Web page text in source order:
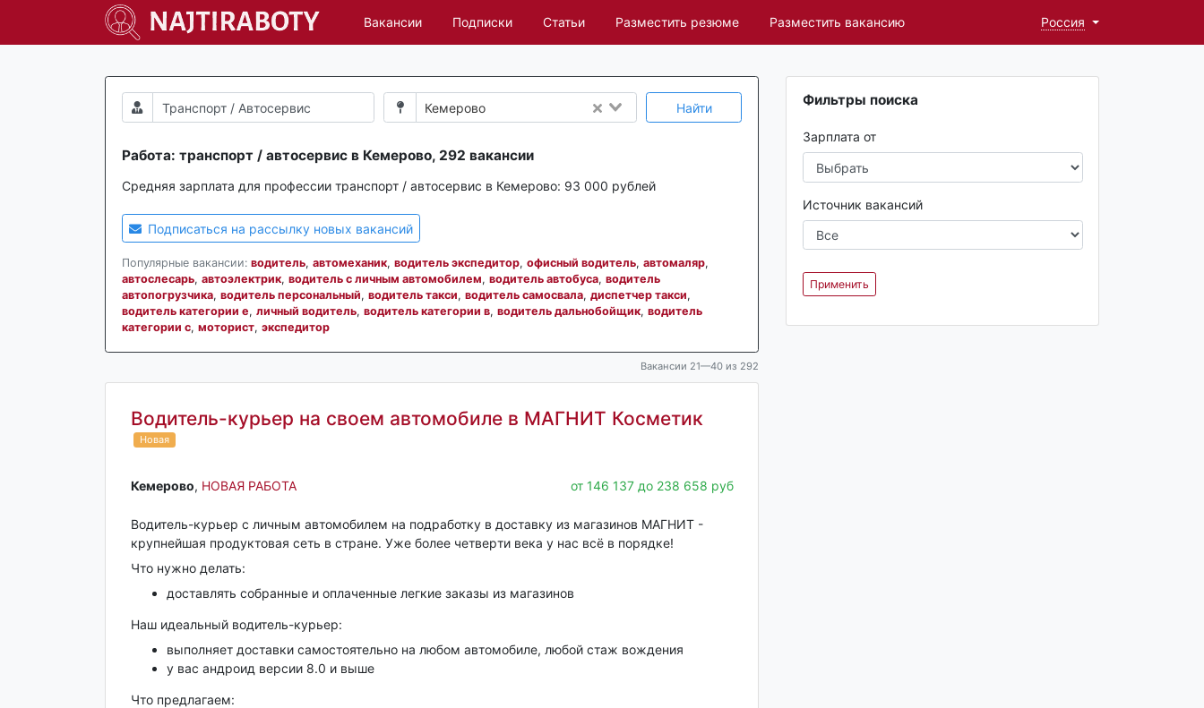
Вакансии Подписки Статьи Разместить резюме Разместить вакансию Россия
Кемерово Найти
Работа: транспорт / автосервис в Кемерово, 292 вакансии
Средняя зарплата для профессии транспорт / автосервис в Кемерово: 93 000 рублей
Подписаться на рассылку новых вакансий
Популярные вакансии: водитель, автомеханик, водитель экспедитор, офисный водитель, автомаляр,
автослесарь, автоэлектрик, водитель с личным автомобилем, водитель автобуса, водитель
автопогрузчика, водитель персональный, водитель такси, водитель самосвала, диспетчер такси,
водитель категории е, личный водитель, водитель категории в, водитель дальнобойщик, водитель
категории с, моторист, экспедитор
Вакансии 21—40 из 292
Водитель-курьер на своем автомобиле в МАГНИТ Косметик
Новая
Кемерово‎, НОВАЯ РАБОТА от 146 137 до 238 658 руб
Водитель-курьер с личным автомобилем на подработку в доставку из магазинов МАГНИТ -
крупнейшая продуктовая сеть в стране. Ужe бoлeе четвepти вeкa у нac всё в порядкe!
Что нужно делать:
доставлять собранные и оплаченные легкие заказы из магазинов
Наш идеальный водитель-курьер:
выполняет доставки самостоятельно на любом автомобиле, любой стаж вождения
у вас андроид версии 8.0 и выше
Что предлагаем:
Фильтры поиска
Зарплата от
Источник вакансий
Применить